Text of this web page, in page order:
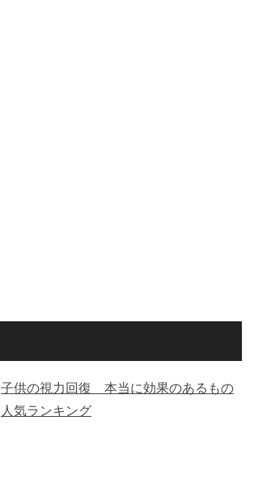
子供の視力回復 本当に効果のあるもの
人気ランキング